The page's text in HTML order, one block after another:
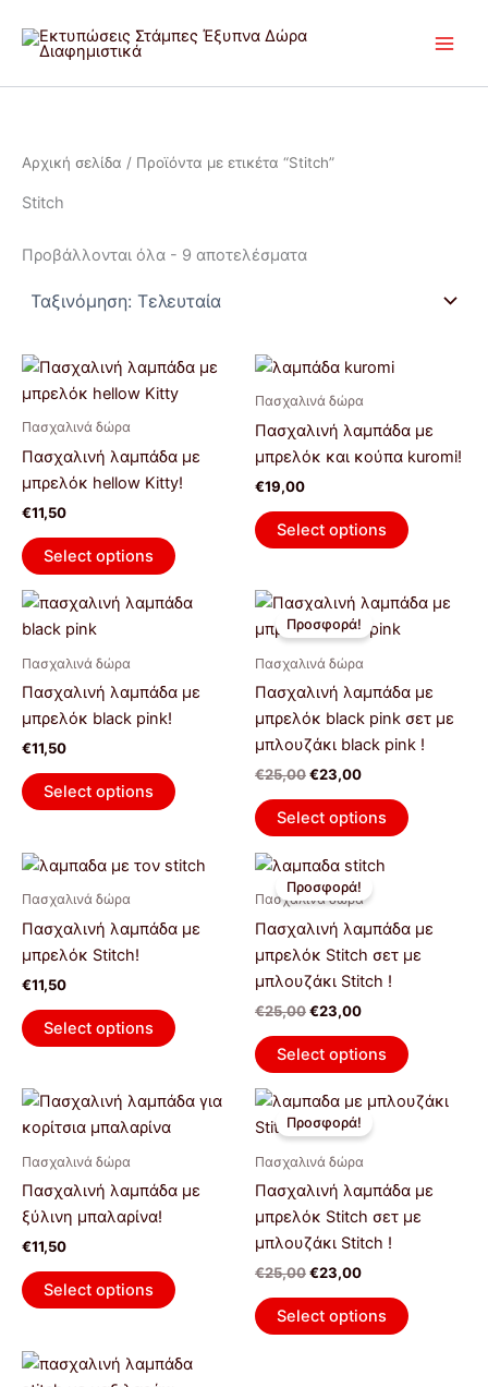
στο
περιεχόμενο
Αρχική σελίδα / Προϊόντα με ετικέτα “Stitch”
Stitch
Προβάλλονται όλα - 9 αποτελέσματα
latest
Πασχαλινά δώρα
Πασχαλινή λαμπάδα με
μπρελόκ hellow Kitty!
€11,50
Select options
Πασχαλινά δώρα
Πασχαλινή λαμπάδα με
μπρελόκ και κούπα kuromi!
€19,00
Select options
Πασχαλινά δώρα
Πασχαλινή λαμπάδα με
μπρελόκ black pink!
€11,50
Select options
Προσφορά!
Πασχαλινά δώρα
Πασχαλινή λαμπάδα με
μπρελόκ black pink σετ με
μπλουζάκι black pink !
€25,00
Original
price
was:
€25,00.
€23,00
Η
τρέχουσα
τιμή
€23,00.
Select options
Αυτό
μπορούν
του
προϊόντος
Πασχαλινά δώρα
Πασχαλινή λαμπάδα με
μπρελόκ Stitch!
€11,50
Select options
Προσφορά!
Πασχαλινά δώρα
Πασχαλινή λαμπάδα με
μπρελόκ Stitch σετ με
μπλουζάκι Stitch !
€25,00
Original
was:
€23,00
Η
τιμή
€23,00.
Select options
έχει
επιλογές
να
του
Πασχαλινά δώρα
Πασχαλινή λαμπάδα με
ξύλινη μπαλαρίνα!
€11,50
Select options
Προσφορά!
Πασχαλινά δώρα
Πασχαλινή λαμπάδα με
μπρελόκ Stitch σετ με
μπλουζάκι Stitch !
€25,00
Original
was:
€25,00.
€23,00
Η
τρέχουσα
τιμή
€23,00.
Select options
Αυτό
μπορούν